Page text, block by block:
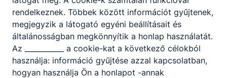
Szakmai vizsgák
kezdete:
2026. május 4.
Ágazati alapvizsga: 1/9., 10.
évfolyam 2026. június 1-5.
rendelkeznek. Többek között információt gyűjtenek,
megjegyzik a látogató egyéni beállításait és
általánosságban megkönnyítik a honlap használatát.
Az ___________ a cookie-kat a következő célokból
használja: információ gyűjtése azzal kapcsolatban,
hogyan használja Ön a honlapot -annak